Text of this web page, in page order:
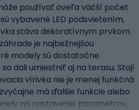
používať oveľa väčší počet
vybavené LED podsvietením,
stáva dekoratívnym prvkom.
je najbežnejšou
modely sú dostatočne
dali umiestniť aj na terasu. Stojí
vírivka nie je menej funkčná
má ďalšie funkcie alebo
na nastavenie parametrov,